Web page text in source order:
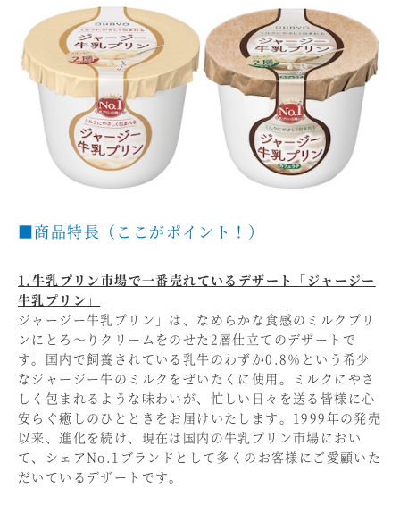
■商品特長（ここがポイント！）
1.牛乳プリン市場で一番売れているデザート「ジャージー
牛乳プリン」
ジャージー牛乳プリン」は、なめらかな食感のミルクプリ
ンにとろ～りクリームをのせた2層仕立てのデザートで
す。国内で飼養されている乳牛のわずか0.8％という希少
なジャージー牛のミルクをぜいたくに使用。ミルクにやさ
しく包まれるような味わいが、忙しい日々を送る皆様に心
安らぐ癒しのひとときをお届けいたします。1999年の発売
以来、進化を続け、現在は国内の牛乳プリン市場におい
て、シェアNo.1ブランドとして多くのお客様にご愛顧いた
だいているデザートです。